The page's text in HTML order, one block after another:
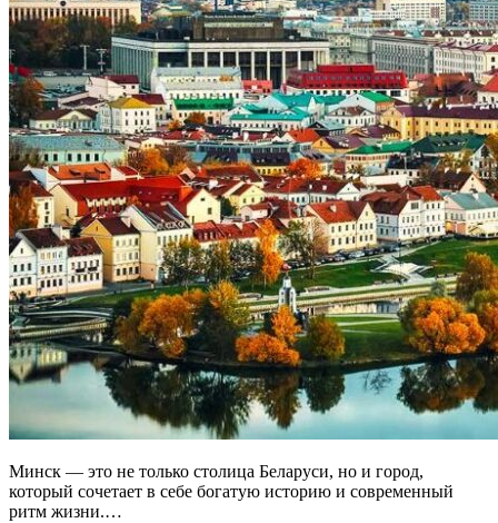
Минск — это не только столица Беларуси, но и город,
который сочетает в себе богатую историю и современный
ритм жизни.…